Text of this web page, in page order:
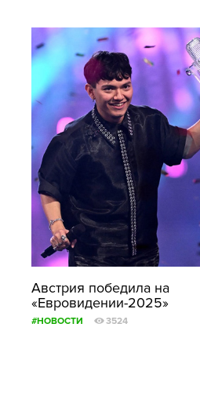
Австрия победила на
«Евровидении-2025»
#НОВОСТИ 3524